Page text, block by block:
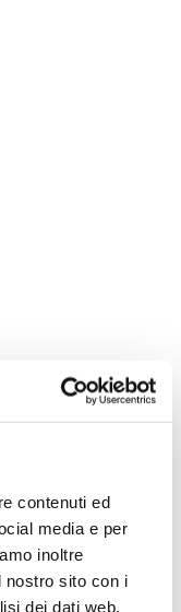
contenuti ed
media e per
inoltre
nostro sito con i
dei dati web,